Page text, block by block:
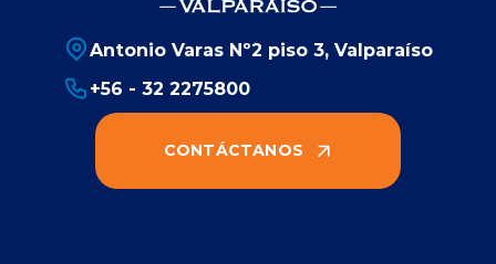
Antonio Varas Nº2 piso 3, Valparaíso
+56 - 32 2275800
CONTÁCTANOS